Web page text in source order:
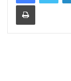
Print